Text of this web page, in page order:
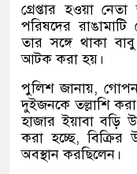
গ্রেপ্তার হওয়া
পরিষদের
তার সঙ্গে থাকা
আটক করা হয়।
পুলিশ জানায়, গোপন
দুইজনকে তল্লাশি
হাজার ইয়াবা বড়ি
করা হচ্ছে, বিক্রির
অবস্থান করছিলেন।